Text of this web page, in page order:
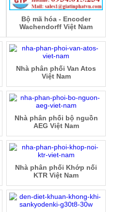
Bộ mã hóa - Encoder
Wachendorff Việt Nam
Nhà phân phối Van Atos
Việt Nam
Nhà phân phối bộ nguồn
AEG Việt Nam
Nhà phân phối Khớp nối
KTR Việt Nam